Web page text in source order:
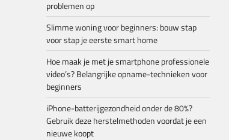
problemen op
Slimme woning voor beginners: bouw stap
voor stap je eerste smart home
Hoe maak je met je smartphone professionele
video’s? Belangrijke opname-technieken voor
beginners
iPhone-batterijgezondheid onder de 80%?
Gebruik deze herstelmethoden voordat je een
nieuwe koopt